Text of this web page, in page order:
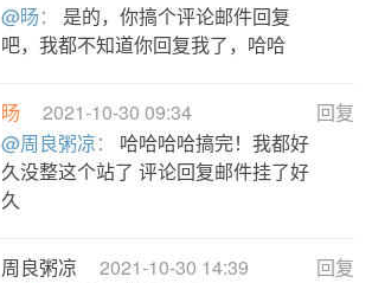
@旸：
是的，你搞个评论邮件回复
吧，我都不知道你回复我了，哈哈
回复
旸
2021-10-30 09:34
@周良粥凉：
哈哈哈哈搞完！我都好
久没整这个站了 评论回复邮件挂了好
久
回复
周良粥凉
2021-10-30 14:39